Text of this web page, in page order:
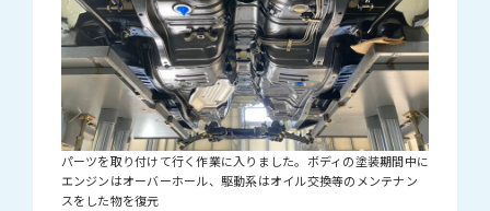
パーツを取り付けて行く作業に入りました。ボディの塗装期間中に
エンジンはオーバーホール、駆動系はオイル交換等のメンテナン
スをした物を復元